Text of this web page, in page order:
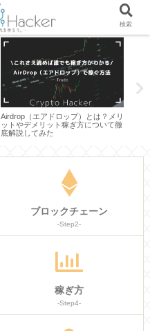
Airdrop（エアドロップ）とは？メリ
ットやデメリット稼ぎ方について徹
底解説してみた
ブロックチェーン
-Step2-
稼ぎ方
-Step4-
検索